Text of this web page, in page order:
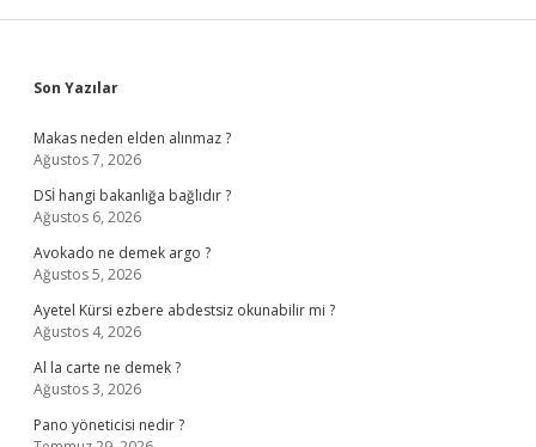
Sidebar
Son Yazılar
Makas neden elden alınmaz ?
Ağustos 7, 2026
DSİ hangi bakanlığa bağlıdır ?
Ağustos 6, 2026
Avokado ne demek argo ?
Ağustos 5, 2026
Ayetel Kürsi ezbere abdestsiz okunabilir mi ?
Ağustos 4, 2026
Al la carte ne demek ?
Ağustos 3, 2026
Pano yöneticisi nedir ?